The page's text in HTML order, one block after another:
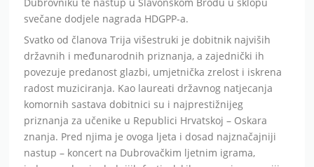
svečane dodjele nagrada HDGPP-a.
Svatko od članova Trija višestruki je dobitnik najviših
državnih i međunarodnih priznanja, a zajednički ih
povezuje predanost glazbi, umjetnička zrelost i iskrena
radost muziciranja. Kao laureati državnog natjecanja
komornih sastava dobitnici su i najprestižnijeg
priznanja za učenike u Republici Hrvatskoj – Oskara
znanja. Pred njima je ovoga ljeta i dosad najznačajniji
nastup – koncert na Dubrovačkim ljetnim igrama,